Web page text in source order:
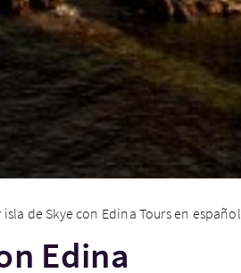
isla de Skye con Edina Tours en español
Edina